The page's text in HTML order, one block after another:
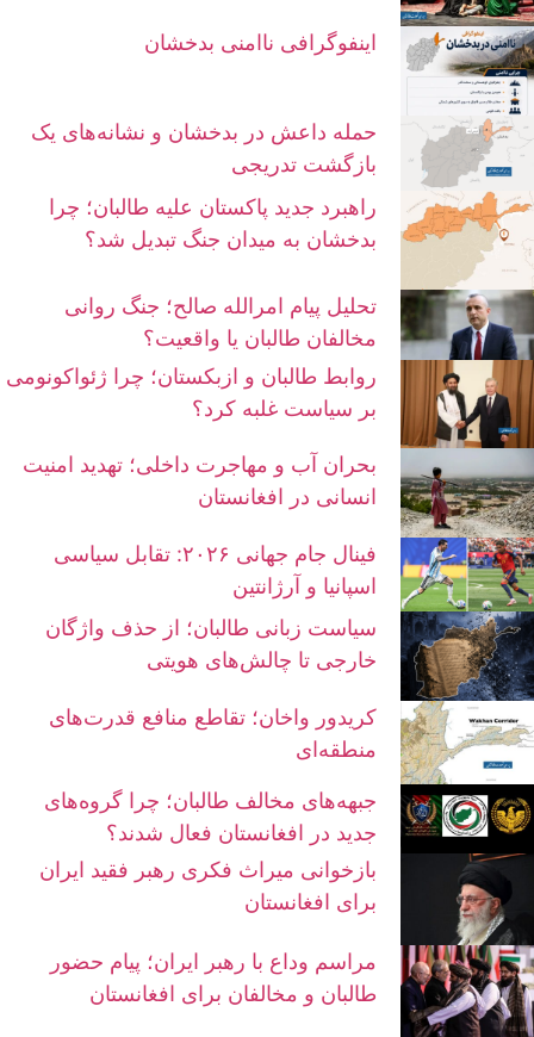
اینفوگرافی ناامنی بدخشان
حمله داعش در بدخشان و نشانه‌های یک
بازگشت تدریجی
راهبرد جدید پاکستان علیه طالبان؛ چرا
بدخشان به میدان جنگ تبدیل شد؟
تحلیل پیام امرالله صالح؛ جنگ روانی
مخالفان طالبان یا واقعیت؟
روابط طالبان و ازبکستان؛ چرا ژئواکونومی
بر سیاست غلبه کرد؟
بحران آب و مهاجرت داخلی؛ تهدید امنیت
انسانی در افغانستان
فینال جام جهانی ۲۰۲۶: تقابل سیاسی
اسپانیا و آرژانتین
سیاست زبانی طالبان؛ از حذف واژگان
خارجی تا چالش‌های هویتی
کریدور واخان؛ تقاطع منافع قدرت‌های
منطقه‌ای
جبهه‌های مخالف طالبان؛ چرا گروه‌های
جدید در افغانستان فعال شدند؟
بازخوانی میراث فکری رهبر فقید ایران
برای افغانستان
مراسم وداع با رهبر ایران؛ پیام حضور
طالبان و مخالفان برای افغانستان